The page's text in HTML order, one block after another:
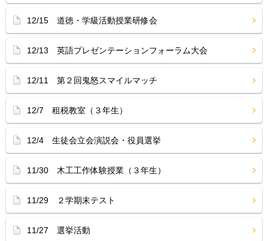
12/15 道徳・学級活動授業研修会
12/13 英語プレゼンテーションフォーラム大会
12/11 第２回鬼怒スマイルマッチ
12/7 租税教室（３年生）
12/4 生徒会立会演説会・役員選挙
11/30 木工工作体験授業（３年生）
11/29 ２学期末テスト
11/27 選挙活動